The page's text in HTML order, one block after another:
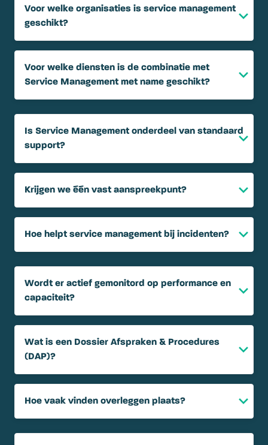
Voor welke organisaties is service management
geschikt?
Voor welke diensten is de combinatie met
Service Management met name geschikt?
Is Service Management onderdeel van standaard
support?
Krijgen we één vast aanspreekpunt?
Hoe helpt service management bij incidenten?
Wordt er actief gemonitord op performance en
capaciteit?
Wat is een Dossier Afspraken & Procedures
(DAP)?
Hoe vaak vinden overleggen plaats?